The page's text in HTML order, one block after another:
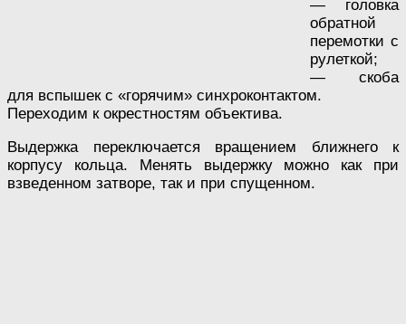
— головка
обратной
перемотки с
рулеткой;
— скоба
для вспышек с «горячим» синхроконтактом.
Переходим к окрестностям объектива.
Выдержка переключается вращением ближнего к
корпусу кольца. Менять выдержку можно как при
взведенном затворе, так и при спущенном.